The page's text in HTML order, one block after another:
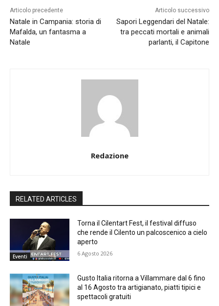
Articolo precedente
Natale in Campania: storia di
Mafalda, un fantasma a
Natale
Articolo successivo
Sapori Leggendari del Natale:
tra peccati mortali e animali
parlanti, il Capitone
Redazione
RELATED ARTICLES
Eventi
Torna il Cilentart Fest, il festival diffuso
che rende il Cilento un palcoscenico a cielo
aperto
6 Agosto 2026
Gusto Italia ritorna a Villammare dal 6 fino
al 16 Agosto tra artigianato, piatti tipici e
spettacoli gratuiti